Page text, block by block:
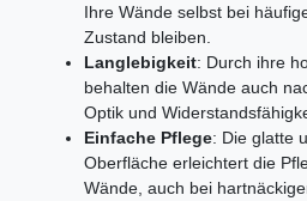
Ihre Wände selbst bei
Zustand bleiben.
Langlebigkeit: Durch ihre
behalten die Wände auch
Optik und
Einfache Pflege: Die glatte
Oberfläche erleichtert die
Wände, auch bei